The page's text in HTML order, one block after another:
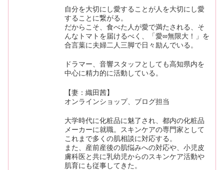
自分を大切にし愛することが人を大切にし愛
することに繋がる。
だからこそ、食べた人が愛で満たされる、そ
んなトマトを届けるべく、「愛∞無限大！」を
合言葉に夫婦二人三脚で日々励んでいる。
ドラマー、音響スタッフとしても高知県内を
中心に精力的に活動している。
【妻：織田茜】
オンラインショップ、ブログ担当
大学時代に化粧品に魅了され、都内の化粧品
メーカーに就職。スキンケアの専門家として
これまで多くの肌相談に対応する。
また、産前産後の肌悩みへの対応や、小児皮
膚科医と共に乳幼児からのスキンケア活動や
肌育にも従事してきた。